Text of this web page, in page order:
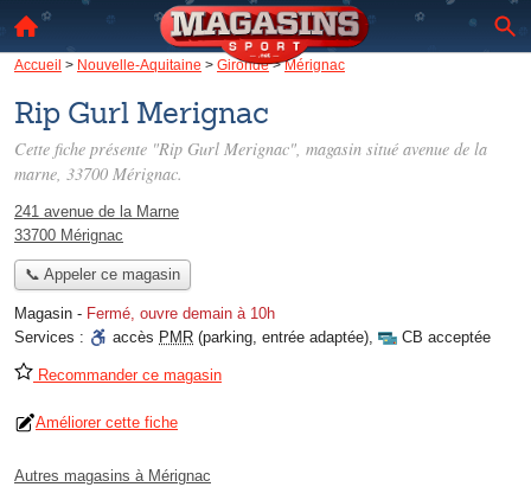
Accueil > Nouvelle-Aquitaine > Gironde>Mérignac
Rip Gurl Merignac
Cette fiche présente "Rip Gurl Merignac", magasin situé avenue de la
marne, 33700 Mérignac.
241 avenue de la Marne
33700 Mérignac
📞 Appeler ce magasin
Magasin - Fermé, ouvre demain à 10h
Services :
accès PMR (parking, entrée adaptée), CB acceptée
Recommander ce magasin
Améliorer cette fiche
Autres magasins à Mérignac